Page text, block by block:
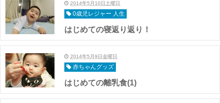
2014年5月10日土曜日
0歳児レジャー 人生
はじめての寝返り返り！
2014年5月9日金曜日
赤ちゃんグッズ
はじめての離乳食(1)